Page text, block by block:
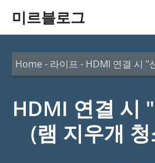
미르블로그
Home - 라이프 - HDMI 연결 시 "신호
HDMI 연결 시
(램 지우개